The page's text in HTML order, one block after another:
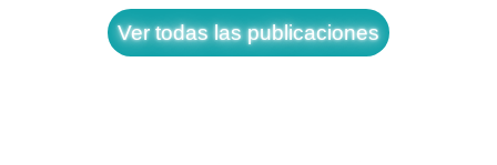
Ver todas las publicaciones